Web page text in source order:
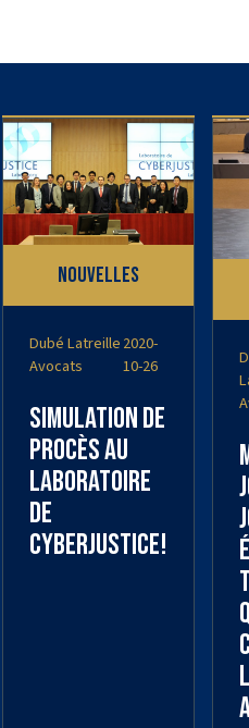
Nouvelles
Dubé Latreille
Avocats
2020-
10-26
Simulation de
procès au
laboratoire
de
cyberjustice!